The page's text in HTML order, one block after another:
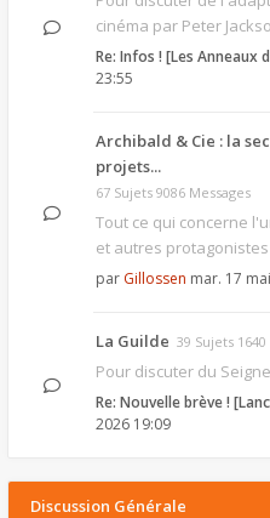
cinéma par Peter
Re: Infos ! [Les Anneaux
23:55
Archibald & Cie : la
projets...
67 Sujets 9086 Messages
Tout ce qui concerne
et autres
par Gillossen mar. 17
La Guilde 39 Sujets
Pour discuter du
Re: Nouvelle brève !
2026 19:09
Discussion Générale